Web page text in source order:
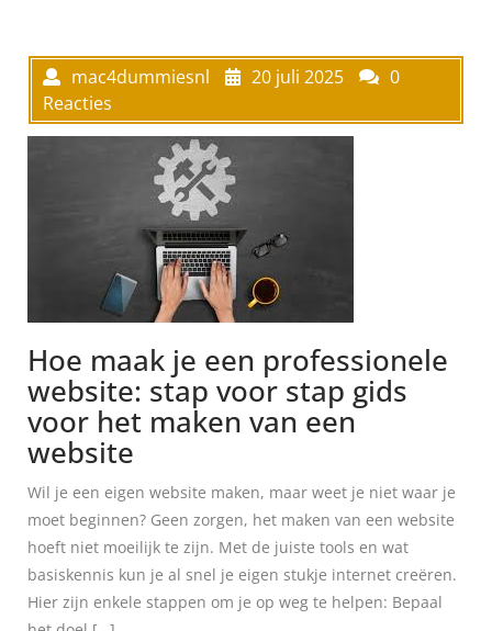
mac4dummiesnl 20 juli 2025
0
Reacties
Hoe maak je een professionele
website: stap voor stap gids
voor het maken van een
website
Wil je een eigen website maken, maar weet je niet waar je
moet beginnen? Geen zorgen, het maken van een website
hoeft niet moeilijk te zijn. Met de juiste tools en wat
basiskennis kun je al snel je eigen stukje internet creëren.
Hier zijn enkele stappen om je op weg te helpen: Bepaal